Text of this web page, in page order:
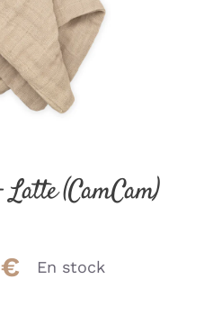
(CamCam)
€ En stock